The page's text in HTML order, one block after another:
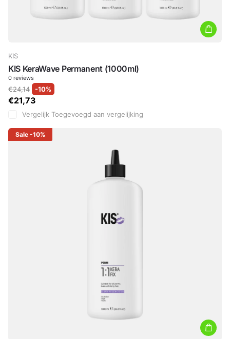
KIS
KIS KeraWave Permanent (1000ml)
0 reviews
€24,14 -10%
€21,73
Vergelijk Toegevoegd aan vergelijking
Sale -10%